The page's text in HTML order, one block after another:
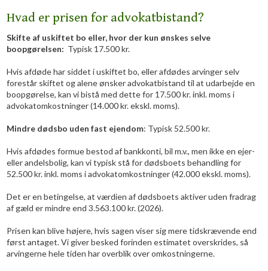
Hvad er prisen for advokatbistand?
Skifte af uskiftet bo eller, hvor der kun ønskes selve
boopgørelsen: Typisk 17.500 kr.
Hvis afdøde har siddet i uskiftet bo, eller afdødes arvinger selv
forestår skiftet og alene ønsker advokatbistand til at udarbejde en
boopgørelse, kan vi bistå med dette for 17.500 kr. inkl. moms i
advokatomkostninger (14.000 kr. ekskl. moms).
Mindre dødsbo uden fast ejendom: Typisk 52.500 kr.
Hvis afdødes formue bestod af bankkonti, bil m.v., men ikke en ejer-
eller andelsbolig, kan vi typisk stå for dødsboets behandling for
52.500 kr. ​inkl. moms i advokatomkostninger (42.000 ekskl. moms).
​Det er en betingelse, at​ værdien af dødsboets aktiver uden fradrag
af gæld er mindre end 3.563.100 kr. (2026).
​Prisen kan blive højere, hvis sagen viser sig mere tidskrævende end
først antaget. Vi giver besked forinden estimatet overskrides, så
arvingerne hele tiden har overblik over omkostningerne.